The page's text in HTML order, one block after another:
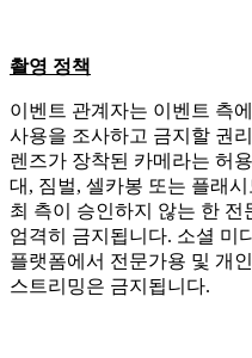
촬영 정책
이벤트 관계자는 이벤트 측
사용을 조사하고 금지할 권
렌즈가 장착된 카메라는 허
대, 짐벌, 셀카봉 또는 플래
최 측이 승인하지 않는 한
엄격히 금지됩니다. 소셜 미
플랫폼에서 전문가용 및 개
스트리밍은 금지됩니다.